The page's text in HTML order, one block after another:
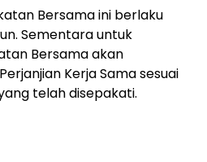
Bersama ini berlaku
Sementara untuk
Bersama akan
Kerja Sama sesuai
telah disepakati.